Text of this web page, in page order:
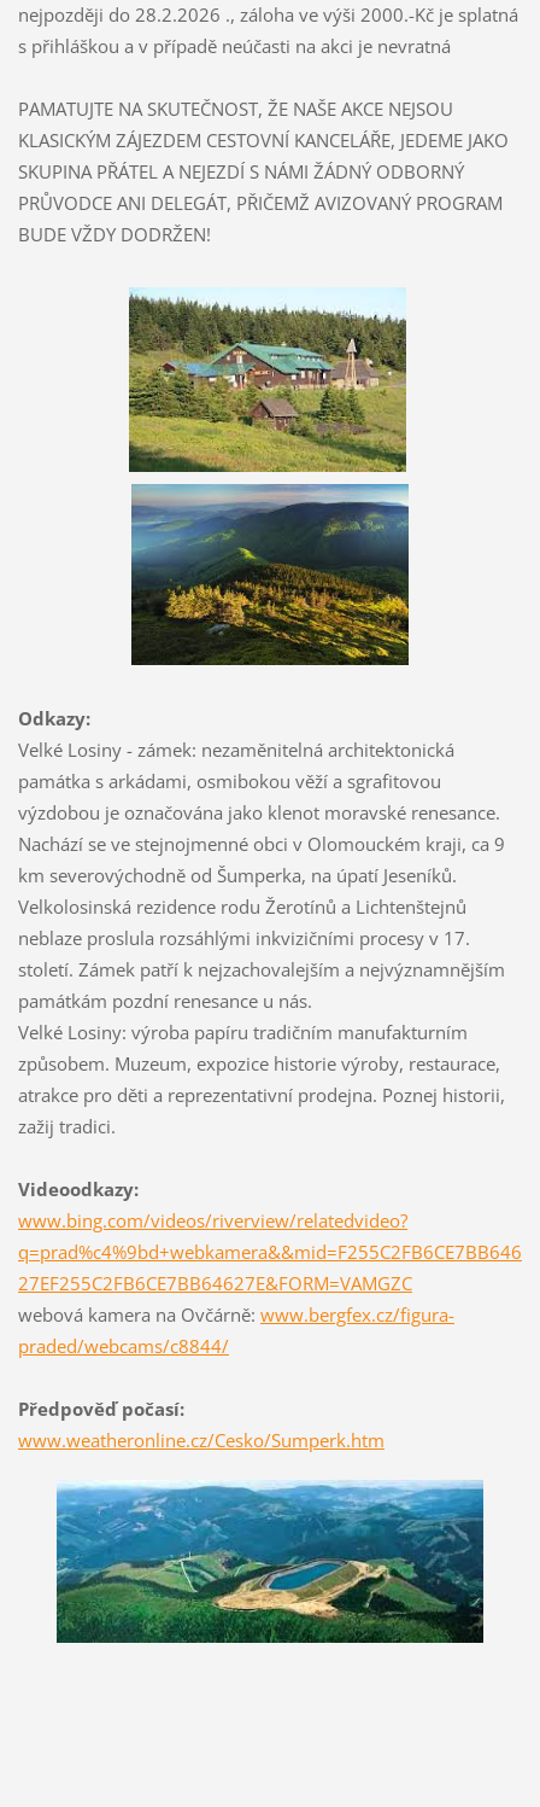
nejpozději do 28.2.2026 ., záloha ve výši 2000.-Kč je splatná
s přihláškou a v případě neúčasti na akci je nevratná
PAMATUJTE NA SKUTEČNOST, ŽE NAŠE AKCE NEJSOU
KLASICKÝM ZÁJEZDEM CESTOVNÍ KANCELÁŘE, JEDEME JAKO
SKUPINA PŘÁTEL A NEJEZDÍ S NÁMI ŽÁDNÝ ODBORNÝ
PRŮVODCE ANI DELEGÁT, PŘIČEMŽ AVIZOVANÝ PROGRAM
BUDE VŽDY DODRŽEN!
Odkazy:
Velké Losiny - zámek: nezaměnitelná architektonická
památka s arkádami, osmibokou věží a sgrafitovou
výzdobou je označována jako klenot moravské renesance.
Nachází se ve stejnojmenné obci v Olomouckém kraji, ca 9
km severovýchodně od Šumperka, na úpatí Jeseníků.
Velkolosinská rezidence rodu Žerotínů a Lichtenštejnů
neblaze proslula rozsáhlými inkvizičními procesy v 17.
století. Zámek patří k nejzachovalejším a nejvýznamnějším
památkám pozdní renesance u nás.
Velké Losiny: výroba papíru tradičním manufakturním
způsobem. Muzeum, expozice historie výroby, restaurace,
atrakce pro děti a reprezentativní prodejna. Poznej historii,
zažij tradici.
Videoodkazy:
www.bing.com/videos/riverview/relatedvideo?
q=prad%c4%9bd+webkamera&&mid=F255C2FB6CE7BB646
27EF255C2FB6CE7BB64627E&FORM=VAMGZC
webová kamera na Ovčárně: www.bergfex.cz/figura-
praded/webcams/c8844/
Předpověď počasí:
www.weatheronline.cz/Cesko/Sumperk.htm